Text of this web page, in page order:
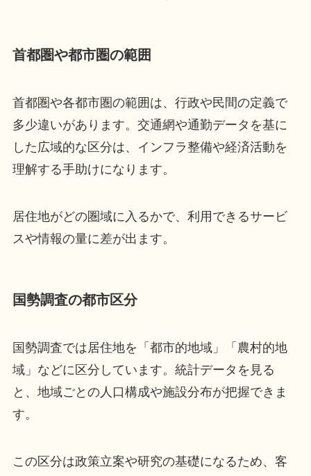
首都圏や都市圏の範囲
首都圏や各都市圏の範囲は、行政や民間の定義で
多少違いがあります。交通網や通勤データを基に
した広域的な区分は、インフラ整備や経済活動を
理解する手助けになります。
居住地がどの圏域に入るかで、利用できるサービ
スや情報の量に差が出ます。
国勢調査の都市区分
国勢調査では居住地を「都市的地域」「農村的地
域」などに区分しています。統計データを見る
と、地域ごとの人口構成や施設分布が把握できま
す。
この区分は政策立案や研究の基礎になるため、客